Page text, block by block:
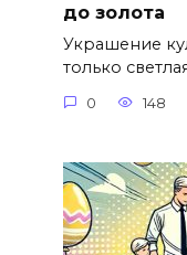
до золота
Украшение
только
0 148